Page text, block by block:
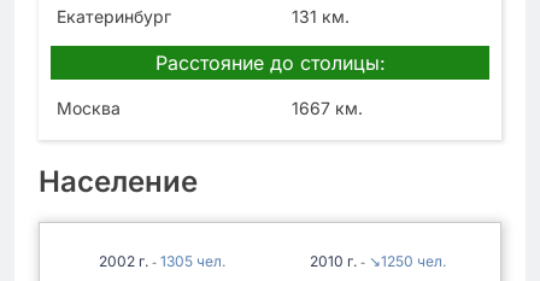
Екатеринбург 131 км.
Расстояние до столицы:
Москва 1667 км.
Население
2002 - 1305 2010 - ↘1250